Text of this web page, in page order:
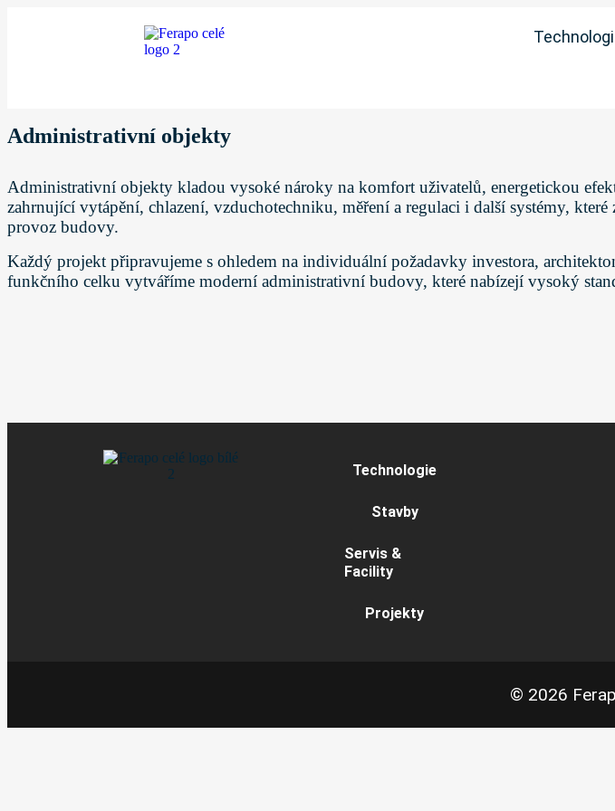
Administrativní objekty
Administrativní objekty kladou vysoké nároky na komfort uživatelů, energetickou
zahrnující vytápění, chlazení, vzduchotechniku, měření a regulaci i další systémy,
provoz budovy.
Každý projekt připravujeme s ohledem na individuální požadavky investora,
funkčního celku vytváříme moderní administrativní budovy, které nabízejí vysoký
Technologie
Stavby
Servis &
Facility
Projekty
© 2026